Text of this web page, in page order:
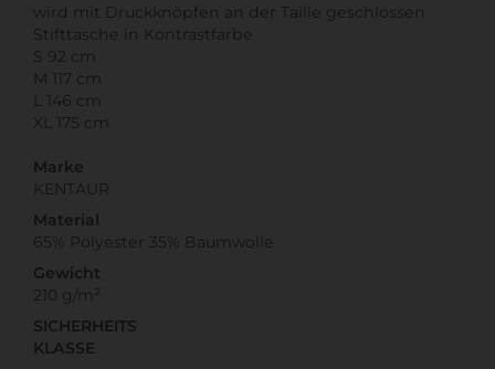
wird mit Druckknöpfen an der Taille geschlossen
Stifttasche in Kontrastfarbe
S 92 cm
M 117 cm
L 146 cm
XL 175 cm
Marke
KENTAUR
Material
65% Polyester 35% Baumwolle
Gewicht
210 g/m²
SICHERHEITS
KLASSE